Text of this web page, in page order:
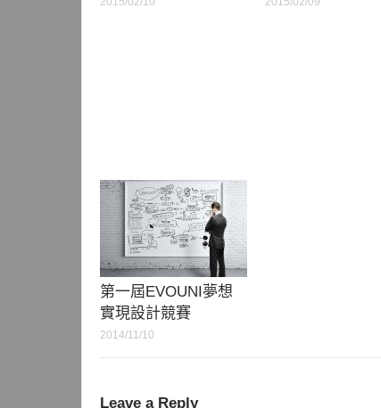
第一屆EVOUNI夢想
實現設計競賽
2014/11/10
Leave a Reply